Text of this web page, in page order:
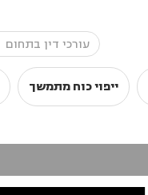
ייפוי כוח מתמשך